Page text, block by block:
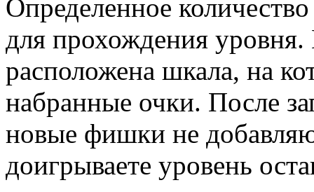
Определенное
для прохождения уровня.
расположена шкала, на
набранные очки. После
новые фишки не
доигрываете уровень